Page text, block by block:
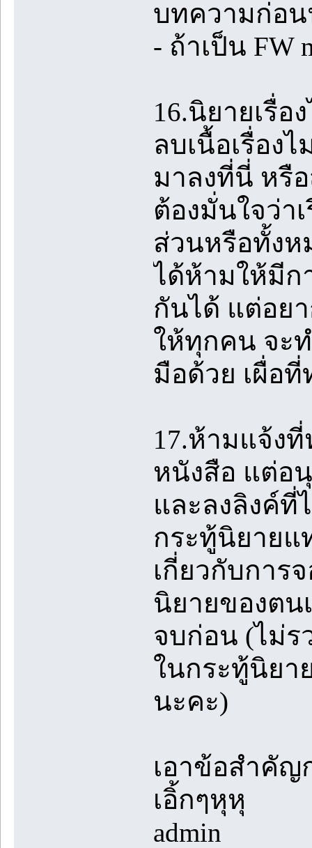
บทความก่อ
- ถ้าเป็น FW
16.นิยายเรื่
ลบเนื้อเรื่อง
มาลงที่นี่ หรื
ต้องมั่นใจว่า
ส่วนหรือทั้งห
ได้ห้ามให้มีก
กันได้ แต่อยา
ให้ทุกคน จะ
มือด้วย เผื่อ
17.ห้ามแจ้ง
หนังสือ แต่อ
และลงลิงค์ที่
กระทู้นิยาย
เกี่ยวกับการ
นิยายของตน
จบก่อน (ไม่ร
ในกระทู้นิยา
นะคะ)
เอาข้อสำคัญ
เอิ้กๆหุหุ
admin